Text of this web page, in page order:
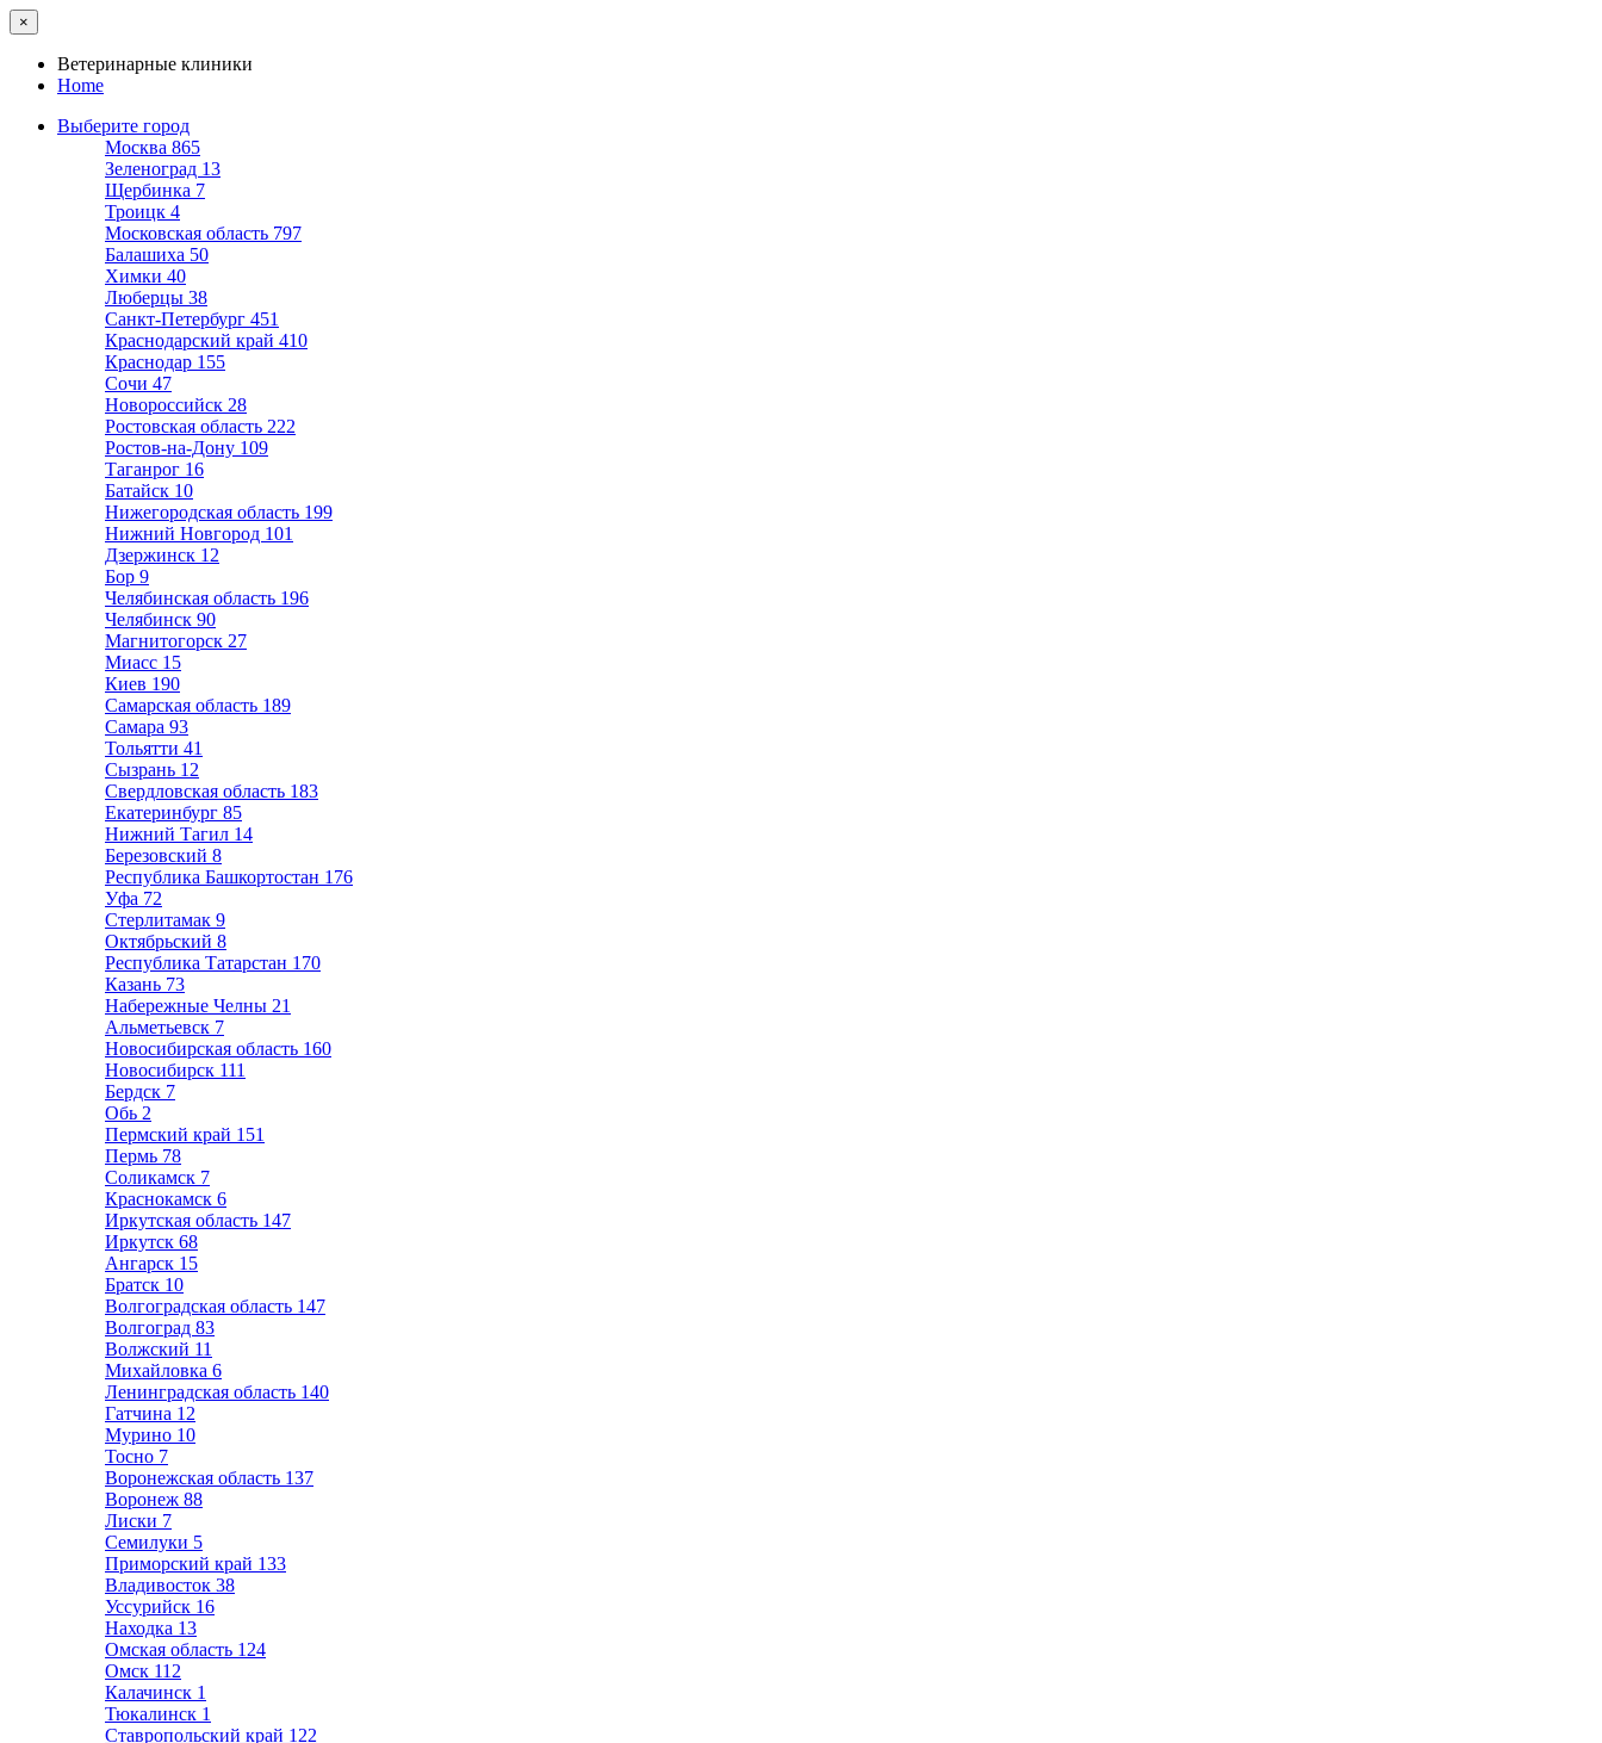
×
Ветеринарные клиники
Home
Выберите город
Москва 865
Зеленоград 13
Щербинка 7
Троицк 4
Московская область 797
Балашиха 50
Химки 40
Люберцы 38
Санкт-Петербург 451
Краснодарский край 410
Краснодар 155
Сочи 47
Новороссийск 28
Ростовская область 222
Ростов-на-Дону 109
Таганрог 16
Батайск 10
Нижегородская область 199
Нижний Новгород 101
Дзержинск 12
Бор 9
Челябинская область 196
Челябинск 90
Магнитогорск 27
Миасс 15
Киев 190
Самарская область 189
Самара 93
Тольятти 41
Сызрань 12
Свердловская область 183
Екатеринбург 85
Нижний Тагил 14
Березовский 8
Республика Башкортостан 176
Уфа 72
Стерлитамак 9
Октябрьский 8
Республика Татарстан 170
Казань 73
Набережные Челны 21
Альметьевск 7
Новосибирская область 160
Новосибирск 111
Бердск 7
Обь 2
Пермский край 151
Пермь 78
Соликамск 7
Краснокамск 6
Иркутская область 147
Иркутск 68
Ангарск 15
Братск 10
Волгоградская область 147
Волгоград 83
Волжский 11
Михайловка 6
Ленинградская область 140
Гатчина 12
Мурино 10
Тосно 7
Воронежская область 137
Воронеж 88
Лиски 7
Семилуки 5
Приморский край 133
Владивосток 38
Уссурийск 16
Находка 13
Омская область 124
Омск 112
Калачинск 1
Тюкалинск 1
Ставропольский край 122